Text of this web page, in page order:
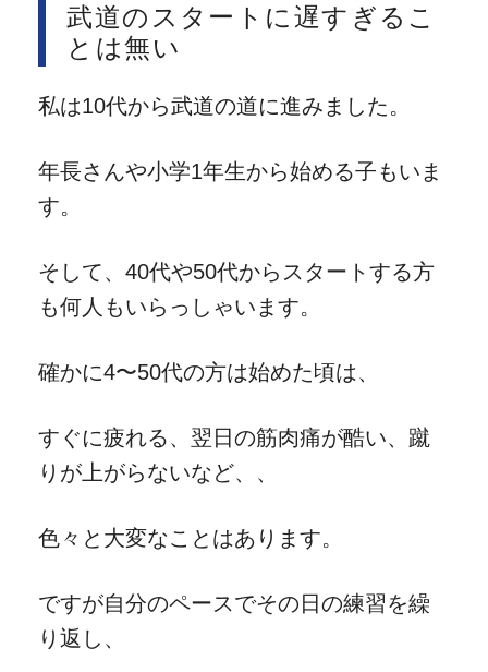
武道のスタートに遅すぎるこ
とは無い
私は10代から武道の道に進みました。
年長さんや小学1年生から始める子もいま
す。
そして、40代や50代からスタートする方
も何人もいらっしゃいます。
確かに4〜50代の方は始めた頃は、
すぐに疲れる、翌日の筋肉痛が酷い、蹴
りが上がらないなど、、
色々と大変なことはあります。
ですが自分のペースでその日の練習を繰
り返し、